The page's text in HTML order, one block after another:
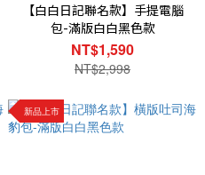
【白白日記聯名款】手提電腦
包-滿版白白黑色款
NT$1,590
NT$2,998
新品上市